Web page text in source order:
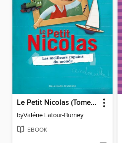
Le Petit Nicolas (Tome 3)--Les meilleurs copains du monde
byValérie Latour-Burney
EBOOK